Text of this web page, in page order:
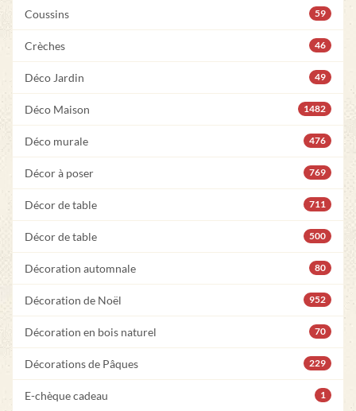
Coussins 59
Crèches 46
Déco Jardin 49
Déco Maison 1482
Déco murale 476
Décor à poser 769
Décor de table 711
Décor de table 500
Décoration automnale 80
Décoration de Noël 952
Décoration en bois naturel 70
Décorations de Pâques 229
E-chèque cadeau 1